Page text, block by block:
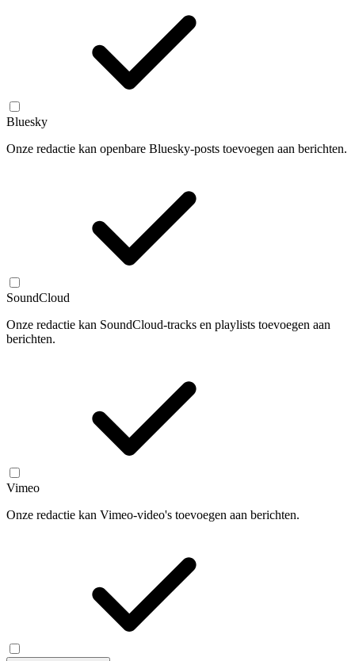
Bluesky
Onze redactie kan openbare Bluesky-posts toevoegen aan berichten.
SoundCloud
Onze redactie kan SoundCloud-tracks en playlists toevoegen aan
berichten.
Vimeo
Onze redactie kan Vimeo-video's toevoegen aan berichten.